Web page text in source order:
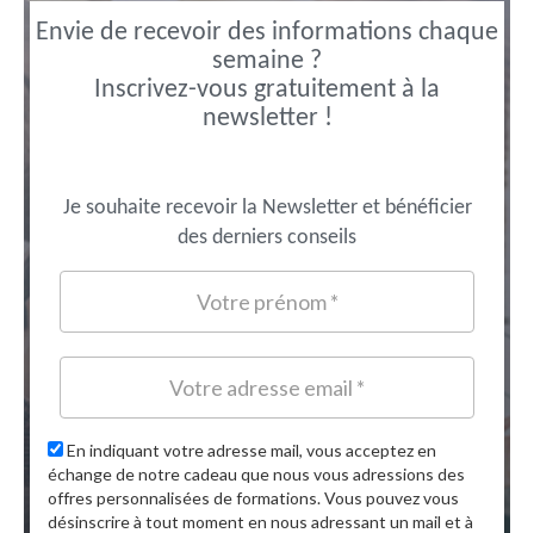
Envie de recevoir des informations chaque
semaine ?
Inscrivez-vous gratuitement à la
newsletter !
Je souhaite recevoir la Newsletter et bénéficier
des derniers conseils
En indiquant votre adresse mail, vous acceptez en
échange de notre cadeau que nous vous adressions des
offres personnalisées de formations. Vous pouvez vous
désinscrire à tout moment en nous adressant un mail et à